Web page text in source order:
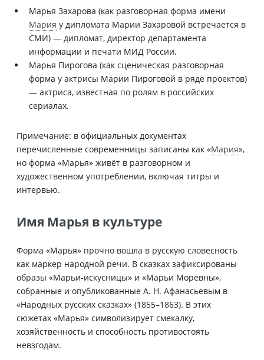
Марья Захарова (как разговорная форма имени
Мария у дипломата Марии Захаровой встречается в
СМИ) — дипломат, директор департамента
информации и печати МИД России.
Марья Пирогова (как сценическая разговорная
форма у актрисы Марии Пироговой в ряде проектов)
— актриса, известная по ролям в российских
сериалах.
Примечание: в официальных документах
перечисленные современницы записаны как «Мария»,
но форма «Марья» живёт в разговорном и
художественном употреблении, включая титры и
интервью.
Имя Марья в культуре
Форма «Марья» прочно вошла в русскую словесность
как маркер народной речи. В сказках зафиксированы
образы «Марьи-искусницы» и «Марьи Моревны»,
собранные и опубликованные А. Н. Афанасьевым в
«Народных русских сказках» (1855–1863). В этих
сюжетах «Марья» символизирует смекалку,
хозяйственность и способность противостоять
невзгодам.